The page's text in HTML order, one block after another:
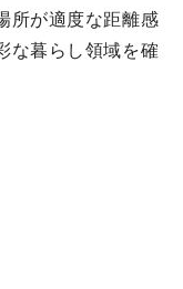
所が適度な距離感
な暮らし領域を確